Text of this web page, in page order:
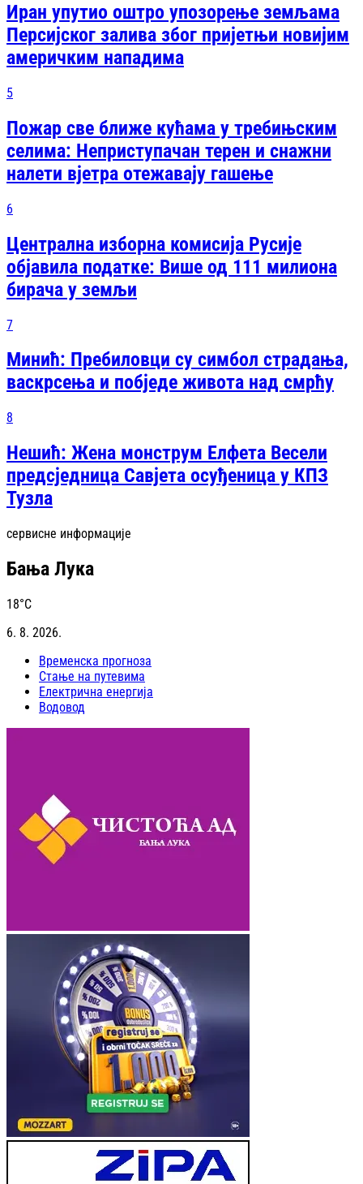
Иран упутио оштро упозорење земљама
Персијског залива због пријетњи новијим
америчким нападима
5
Пожар све ближе кућама у требињским
селима: Неприступачан терен и снажни
налети вјетра отежавају гашење
6
Централна изборна комисија Русије
објавила податке: Више од 111 милиона
бирача у земљи
7
Минић: Пребиловци су симбол страдања,
васкрсења и побједе живота над смрћу
8
Нешић: Жена монструм Елфета Весели
предсједница Савјета осуђеница у КПЗ
Тузла
сервисне информације
Бања Лука
18°C
6. 8. 2026.
Временска прогноза
Стање на путевима
Електрична енергија
Водовод